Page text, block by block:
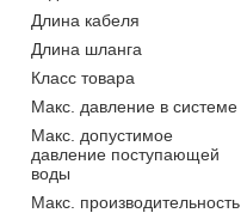
Длина кабеля
Длина шланга
Класс товара
Макс. давление в системе
Макс. допустимое
давление поступающей
воды
Макс. производительность